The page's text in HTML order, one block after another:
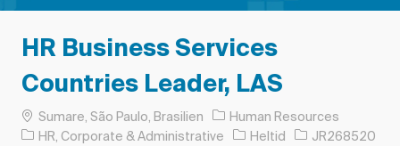
HR Business Services
Countries Leader, LAS
PlatsSumare, São Paulo, Brasilien
Human Resources
Kategori
HR, Corporate & Administrative Typ av jobb
Heltid Jobb-ID
JR268520